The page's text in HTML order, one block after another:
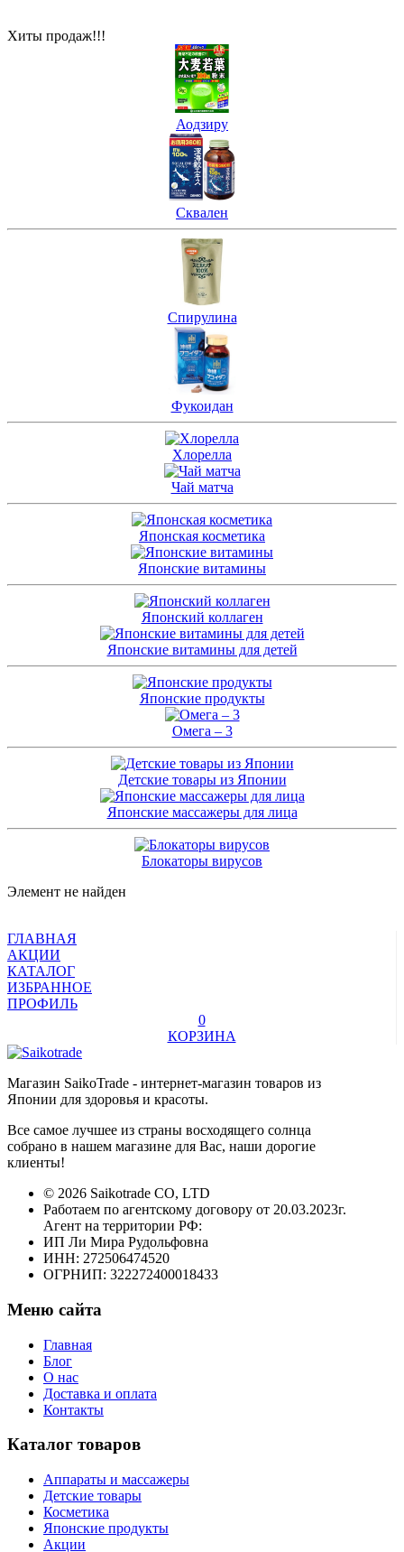
Хиты продаж!!!
Аодзиру
Сквален
Спирулина
Фукоидан
Хлорелла
Чай матча
Японская косметика
Японские витамины
Японский коллаген
Японские витамины для детей
Японские продукты
Омега – 3
Детские товары из Японии
Японские массажеры для лица
Блокаторы вирусов
Элемент не найден
ГЛАВНАЯ
АКЦИИ
КАТАЛОГ
ИЗБРАННОЕ
ПРОФИЛЬ
0
КОРЗИНА
Магазин SaikoTrade - интернет-магазин товаров из
Японии для здоровья и красоты.
Все самое лучшее из страны восходящего солнца
собрано в нашем магазине для Вас, наши дорогие
клиенты!
© 2026 Saikotrade CO, LTD
Работаем по агентскому договору от 20.03.2023г.
Агент на территории РФ:
ИП Ли Мира Рудольфовна
ИНН: 272506474520
ОГРНИП: 322272400018433
Меню сайта
Главная
Блог
О нас
Доставка и оплата
Контакты
Каталог товаров
Аппараты и массажеры
Детские товары
Косметика
Японские продукты
Акции